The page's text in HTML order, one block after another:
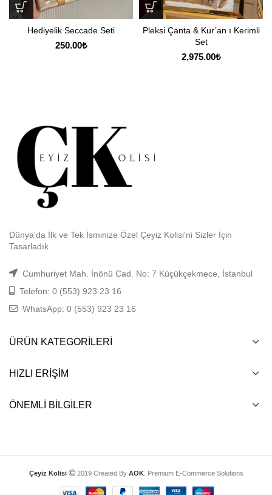
Hediyelik Seccade Seti
250.00₺
Pleksi Çanta & Kur’an ı Kerimli
Set
2,975.00₺
Dünya'da İlk ve Tek İsminize Özel Çeyiz Kolisi'ni Sizler İçin
Tasarladık
Cumhuriyet Mah. İnönü Cad. No: 7 Küçükçekmece, İstanbul
Telefon: 0 (553) 923 23 16
WhatsApp: 0 (553) 923 23 16
ÜRÜN KATEGORILERI
HIZLI ERIŞIM
ÖNEMLI BILGILER
Çeyiz Kolisi 2019 Created By AOK. Premium E-Commerce Solutions